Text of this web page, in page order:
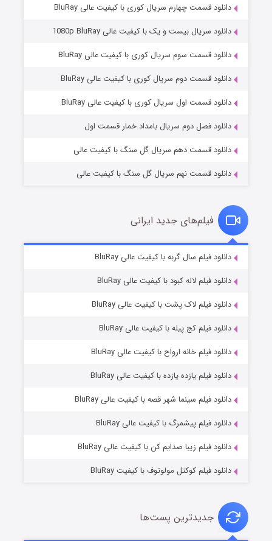
مردگان متحرک: شهر مرده ۳
قسمت۲ (زیرنویس) منتشر شد
قسمت۷ (زیرنویس) منتشر شد
دانلود قسمت چهارم سریال کوری با کیفیت عالی BluRay
دانلود سریال بیست و یک با کیفیت عالی 1080p BluRay
دانلود قسمت سوم سریال کوری با کیفیت عالی BluRay
دانلود قسمت دوم سریال کوری با کیفیت عالی BluRay
دانلود قسمت اول سریال کوری با کیفیت عالی BluRay
دانلود فصل دوم سریال بامداد خمار قسمت اول
دانلود قسمت دهم سریال گل سنگ با کیفیت عالی
دانلود قسمت نهم سریال گل سنگ با کیفیت عالی
فیلم‌های جدید ایرانی
دانلود فیلم سال گربه با کیفیت عالی BluRay
دانلود فیلم لاله کبود با کیفیت عالی BluRay
دانلود فیلم لاک پشت با کیفیت عالی BluRay
دانلود فیلم کج‌ پیله با کیفیت عالی BluRay
دانلود فیلم خانه ارواح با کیفیت عالی BluRay
دانلود فیلم یازده یازده با کیفیت عالی BluRay
دانلود فیلم سینما شهر قصه با کیفیت عالی BluRay
دانلود فیلم پیشمرگ با کیفیت عالی BluRay
دانلود فیلم زیبا صدایم کن با کیفیت عالی BluRay
دانلود فیلم کوکتل مولوتوف با کیفیت BluRay
جدیدترین پست‌ها